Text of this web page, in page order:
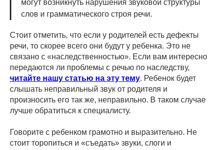
могут возникнуть нарушения звуковой структуры
слов и грамматического строя речи.
Стоит отметить, что если у родителей есть дефекты
речи, то скорее всего они будут у ребенка. Это не
связано с «наследственностью». Если вам интересно
передаются ли проблемы с речью по наследству,
читайте нашу статью на эту тему. Ребенок будет
слышать неправильный звук от родителя и
произносить его так же, неправильно. В таком случае
лучше обратиться к специалисту.
Говорите с ребенком грамотно и выразительно. Не
стоит торопиться и «съедать» звуки, слоги и